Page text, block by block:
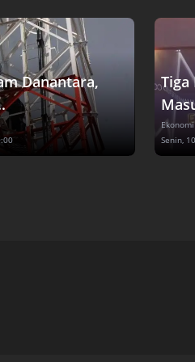
Danantara,
Tiga
Ekonomi
Senin,